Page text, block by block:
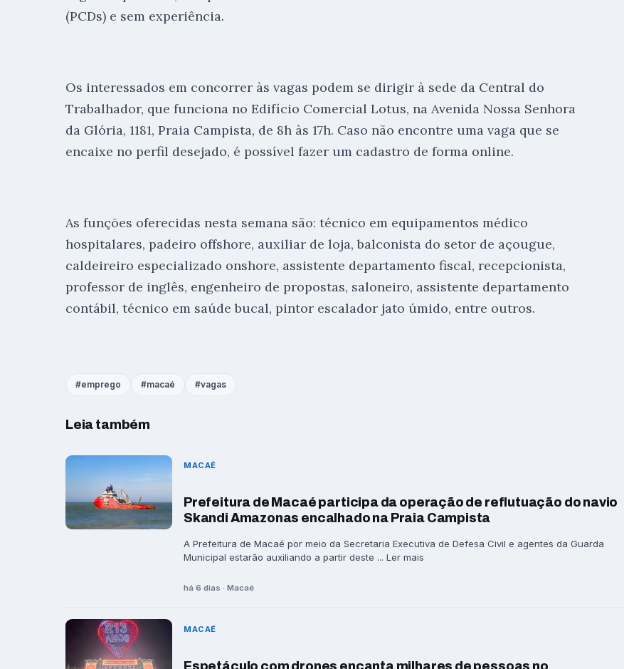
(PCDs) e sem experiência.
Os interessados em concorrer às vagas podem se dirigir à sede da Central do
Trabalhador, que funciona no Edifício Comercial Lotus, na Avenida Nossa Senhora
da Glória, 1181, Praia Campista, de 8h às 17h. Caso não encontre uma vaga que se
encaixe no perfil desejado, é possível fazer um cadastro de forma online.
As funções oferecidas nesta semana são: técnico em equipamentos médico
hospitalares, padeiro offshore, auxiliar de loja, balconista do setor de açougue,
caldeireiro especializado onshore, assistente departamento fiscal, recepcionista,
professor de inglês, engenheiro de propostas, saloneiro, assistente departamento
contábil, técnico em saúde bucal, pintor escalador jato úmido, entre outros.
emprego macaé vagas
Leia também
MACAÉ
Prefeitura de Macaé participa da operação de reflutuação do navio
Skandi Amazonas encalhado na Praia Campista
A Prefeitura de Macaé por meio da Secretaria Executiva de Defesa Civil e agentes da Guarda
Municipal estarão auxiliando a partir deste ... Ler mais
há 6 dias · Macaé
MACAÉ